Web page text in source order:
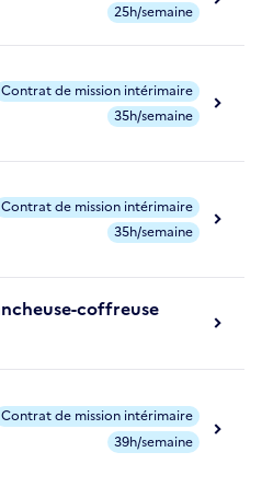
25h/semaine
Contrat de mission intérimaire
35h/semaine
Contrat de mission intérimaire
35h/semaine
coffreuse
Contrat de mission intérimaire
39h/semaine